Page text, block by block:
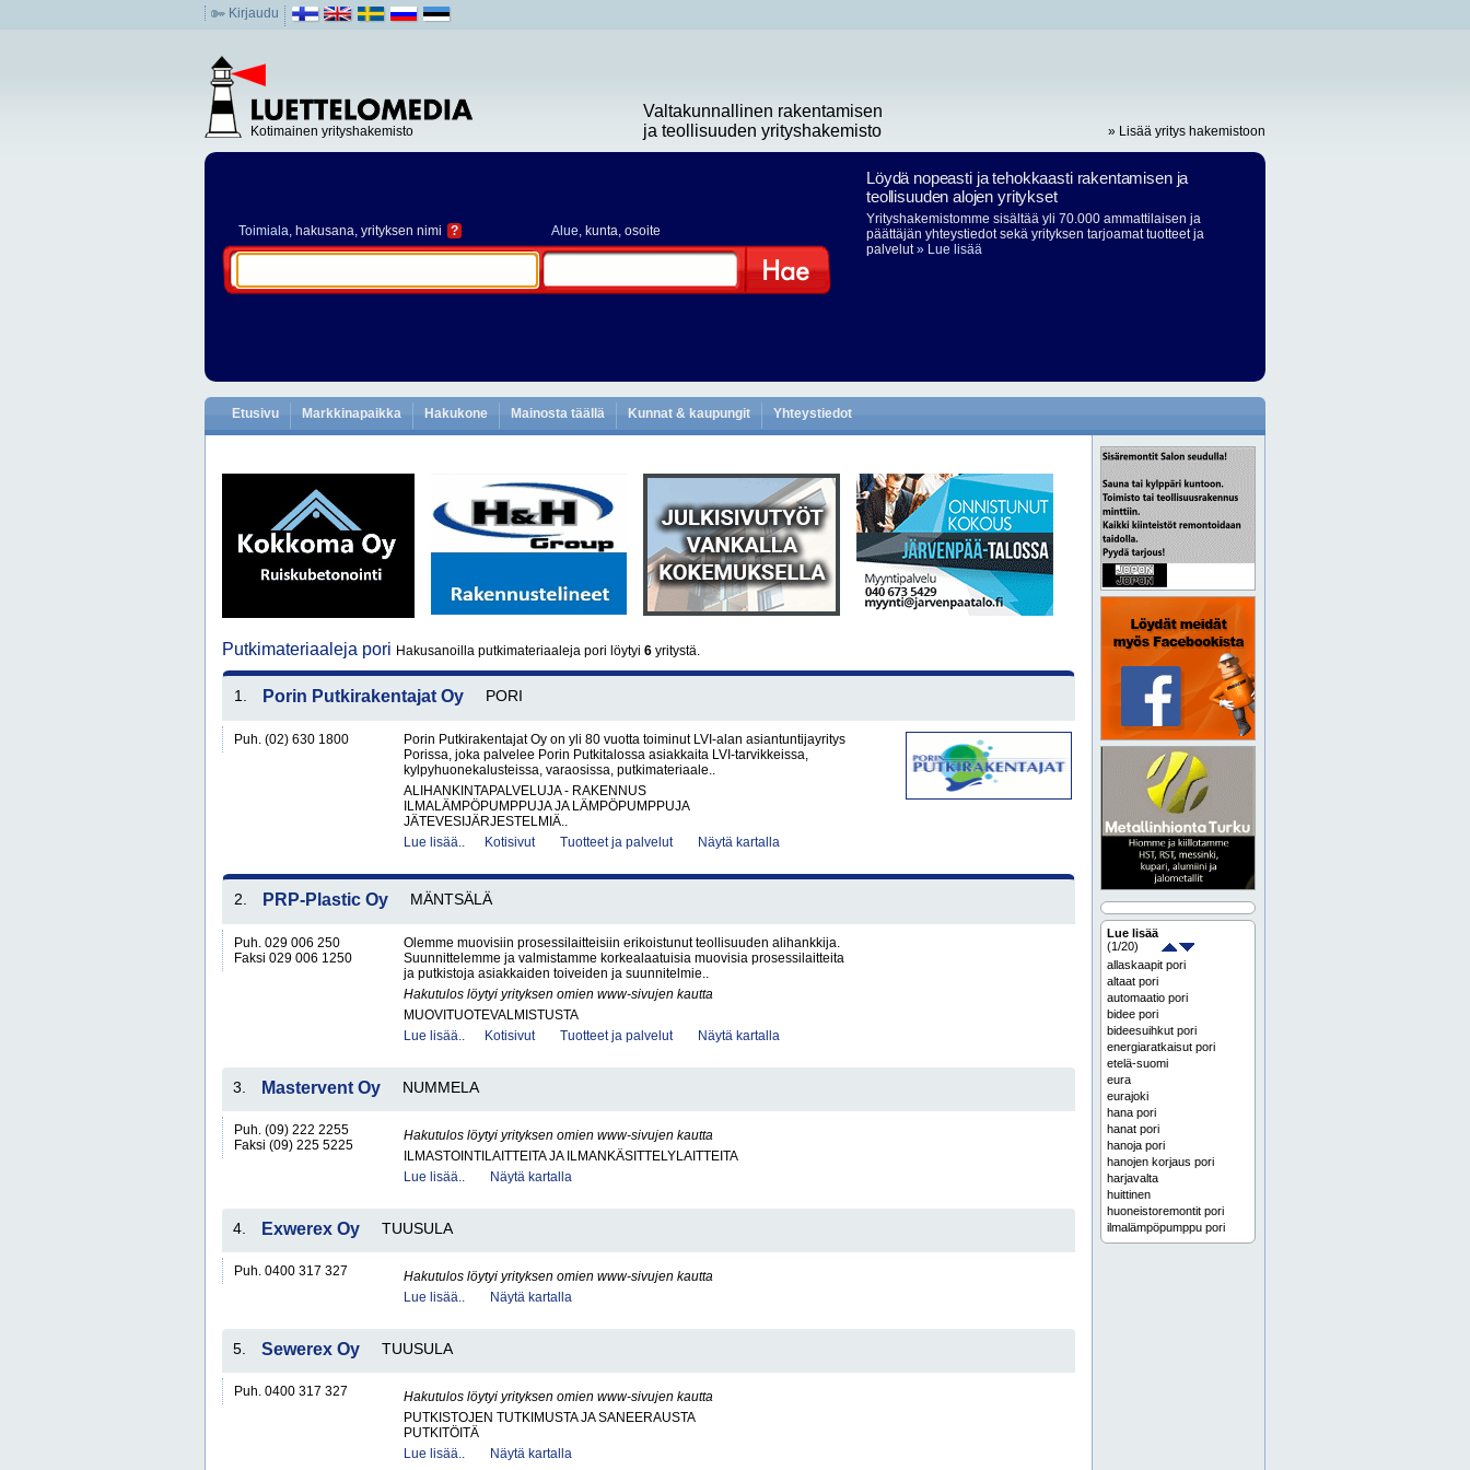
Kirjaudu
Kotimainen yrityshakemisto
Valtakunnallinen rakentamisen
ja teollisuuden yrityshakemisto
» Lisää yritys hakemistoon
Toimiala, hakusana, yrityksen nimi ? Alue, kunta, osoite
Löydä nopeasti ja tehokkaasti rakentamisen ja
teollisuuden alojen yritykset
Yrityshakemistomme sisältää yli 70.000 ammattilaisen ja
päättäjän yhteystiedot sekä yrityksen tarjoamat tuotteet ja
palvelut» Lue lisää
Etusivu Markkinapaikka Hakukone Mainosta täällä Kunnat & kaupungit Yhteystiedot
Putkimateriaaleja pori Hakusanoilla putkimateriaaleja pori löytyi 6 yritystä.
1. Porin Putkirakentajat Oy PORI
Puh. (02) 630 1800
Porin Putkirakentajat Oy on yli 80 vuotta toiminut LVI-alan asiantuntijayritys
Porissa, joka palvelee Porin Putkitalossa asiakkaita LVI-tarvikkeissa,
kylpyhuonekalusteissa, varaosissa, putkimateriaale..
ALIHANKINTAPALVELUJA - RAKENNUS
ILMALÄMPÖPUMPPUJA JA LÄMPÖPUMPPUJA
JÄTEVESIJÄRJESTELMIÄ..
Lue lisää..
Kotisivut Tuotteet ja palvelut Näytä kartalla
2. PRP-Plastic Oy MÄNTSÄLÄ
Puh. 029 006 250
Faksi 029 006 1250
Olemme muovisiin prosessilaitteisiin erikoistunut teollisuuden alihankkija.
Suunnittelemme ja valmistamme korkealaatuisia muovisia prosessilaitteita
ja putkistoja asiakkaiden toiveiden ja suunnitelmie..
Hakutulos löytyi yrityksen omien www-sivujen kautta
MUOVITUOTEVALMISTUSTA
Lue lisää..
Kotisivut Tuotteet ja palvelut Näytä kartalla
3. Mastervent Oy NUMMELA
Puh. (09) 222 2255
Faksi (09) 225 5225
Hakutulos löytyi yrityksen omien www-sivujen kautta
ILMASTOINTILAITTEITA JA ILMANKÄSITTELYLAITTEITA
Lue lisää..
Näytä kartalla
4. Exwerex Oy TUUSULA
Puh. 0400 317 327
Hakutulos löytyi yrityksen omien www-sivujen kautta
Lue lisää..
Näytä kartalla
5. Sewerex Oy TUUSULA
Puh. 0400 317 327
Hakutulos löytyi yrityksen omien www-sivujen kautta
PUTKISTOJEN TUTKIMUSTA JA SANEERAUSTA
PUTKITÖITÄ
Lue lisää..
Näytä kartalla
Lue lisää
(1/20)
allaskaapit pori
altaat pori
automaatio pori
bidee pori
bideesuihkut pori
energiaratkaisut pori
etelä-suomi
eura
eurajoki
hana pori
hanat pori
hanoja pori
hanojen korjaus pori
harjavalta
huittinen
huoneistoremontit pori
ilmalämpöpumppu pori
ilmalämpöpumpun asennus pori